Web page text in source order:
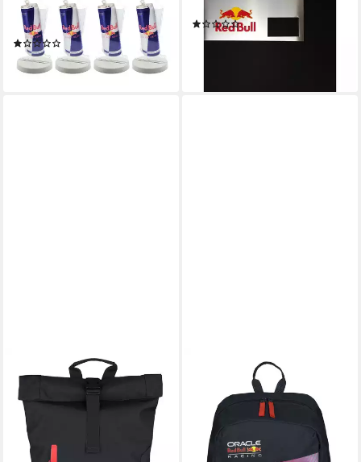
Kartenhalter 4 Stück
Menühalter Getränkekarte Hal
(1)
13,72 €
lieferbar - in 2-3 Werktagen bei dir
Tafel Kreidetafel Metall
(1)
16,99 €